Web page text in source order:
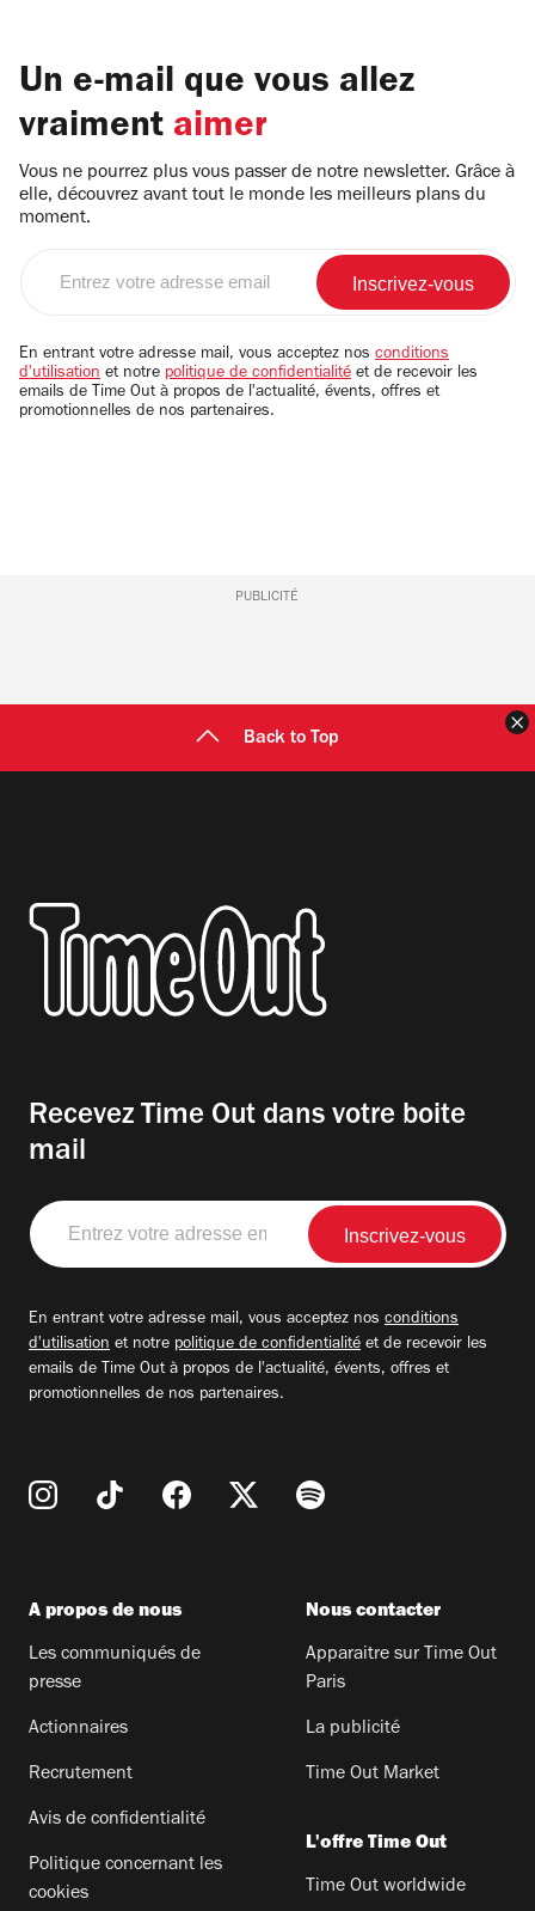
Un e-mail que vous allez
vraiment aimer
Vous ne pourrez plus vous passer de notre newsletter. Grâce à
elle, découvrez avant tout le monde les meilleurs plans du
moment.
email
En entrant votre adresse mail, vous acceptez nos conditions
d'utilisation et notre politique de confidentialité et de recevoir les
emails de Time Out à propos de l'actualité, évents, offres et
promotionnelles de nos partenaires.
PUBLICITÉ
Back to Top
Recevez Time Out dans votre boite
mail
Entrez
votre
adresse
En entrant votre adresse mail, vous acceptez nos conditions
d'utilisation et notre politique de confidentialité et de recevoir les
emails de Time Out à propos de l'actualité, évents, offres et
promotionnelles de nos partenaires.
A propos de nous
Les communiqués de
presse
Actionnaires
Recrutement
Avis de confidentialité
Politique concernant les
cookies
Nous contacter
Apparaitre sur Time Out
Paris
La publicité
Time Out Market
L'offre Time Out
Time Out worldwide